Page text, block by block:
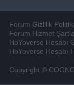
Forum Gizlilik
Forum Hizmet
HoYoverse Hesabı
HoYoverse Hesabı
Copyright ©